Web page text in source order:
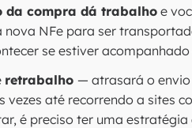
da compra dá trabalho e
NFe para ser
se estiver acompanhado
retrabalho — atrasará o
até recorrendo a sites
é preciso ter uma estratégia